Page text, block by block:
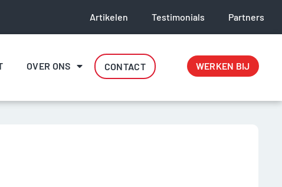
Artikelen Testimonials Partners
OVER ONS CONTACT WERKEN BIJ